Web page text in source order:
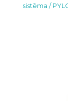
sistēma /